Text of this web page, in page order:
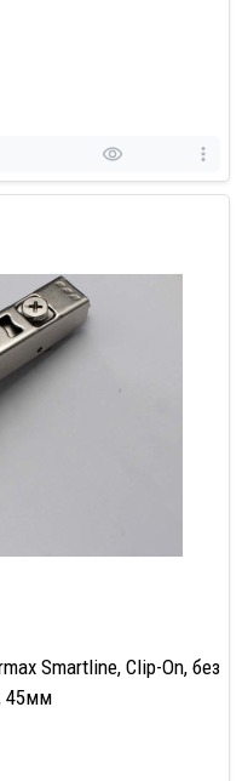
Smartline, Clip-On, без
45мм